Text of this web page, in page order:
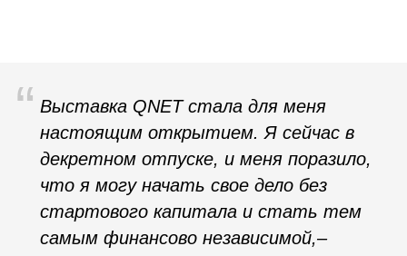
“ Выставка QNET стала для меня
настоящим открытием. Я сейчас в
декретном отпуске, и меня поразило,
что я могу начать свое дело без
стартового капитала и стать тем
самым финансово независимой,–